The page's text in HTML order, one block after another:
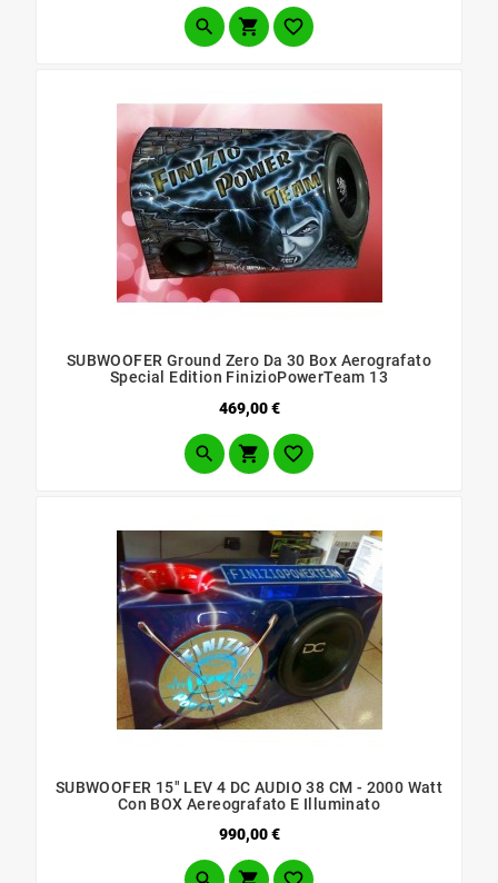
  
SUBWOOFER Ground Zero Da 30 Box Aerografato
Special Edition FinizioPowerTeam 13
469,00 €Prezzo
  
SUBWOOFER 15" LEV 4 DC AUDIO 38 CM - 2000 Watt
Con BOX Aereografato E Illuminato
990,00 €Prezzo